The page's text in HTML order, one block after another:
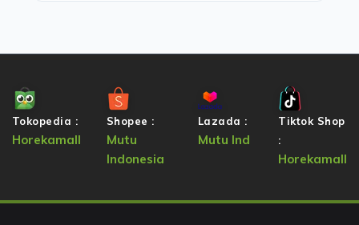
Tokopedia :
Horekamall
Shopee :
Mutu
Indonesia
Lazada :
Mutu Ind
Tiktok Shop
:
Horekamall